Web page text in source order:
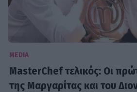
MEDIA
MasterChef τελικός: Οι
της Μαργαρίτας και του